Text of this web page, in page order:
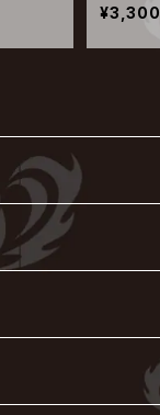
¥3,300